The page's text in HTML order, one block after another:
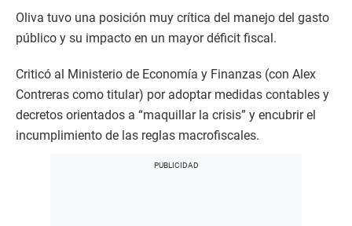
Oliva tuvo una posición muy crítica del manejo del gasto
público y su impacto en un mayor déficit fiscal.
Criticó al Ministerio de Economía y Finanzas (con Alex
Contreras como titular) por adoptar medidas contables y
decretos orientados a “maquillar la crisis” y encubrir el
incumplimiento de las reglas macrofiscales.